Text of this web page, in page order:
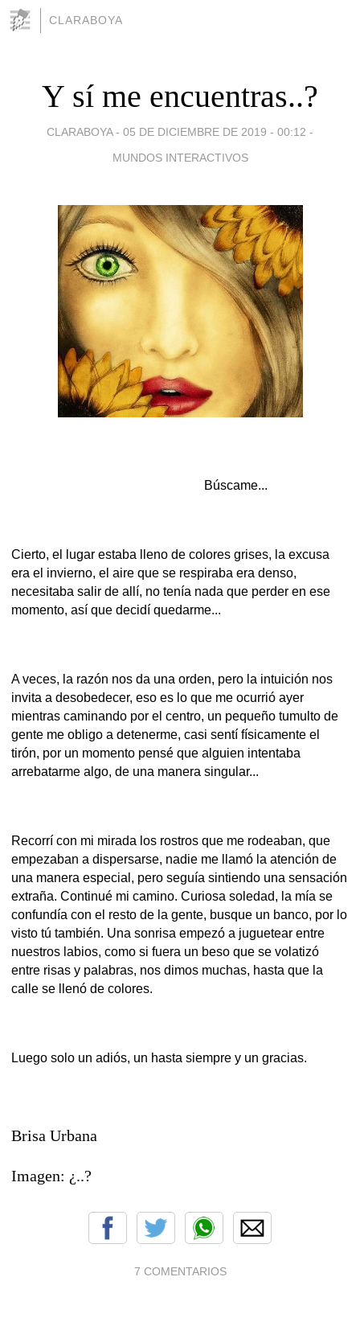
CLARABOYA
Y sí me encuentras..?
CLARABOYA - 05 DE DICIEMBRE DE 2019 - 00:12 -
MUNDOS INTERACTIVOS
Búscame...
Cierto, el lugar estaba lleno de colores grises, la excusa
era el invierno, el aire que se respiraba era denso,
necesitaba salir de allí, no tenía nada que perder en ese
momento, así que decidí quedarme...
A veces, la razón nos da una orden, pero la intuición nos
invita a desobedecer, eso es lo que me ocurrió ayer
mientras caminando por el centro, un pequeño tumulto de
gente me obligo a detenerme, casi sentí físicamente el
tirón, por un momento pensé que alguien intentaba
arrebatarme algo, de una manera singular...
Recorrí con mi mirada los rostros que me rodeaban, que
empezaban a dispersarse, nadie me llamó la atención de
una manera especial, pero seguía sintiendo una sensación
extraña. Continué mi camino. Curiosa soledad, la mía se
confundía con el resto de la gente, busque un banco, por lo
visto tú también. Una sonrisa empezó a juguetear entre
nuestros labios, como si fuera un beso que se volatizó
entre risas y palabras, nos dimos muchas, hasta que la
calle se llenó de colores.
Luego solo un adiós, un hasta siempre y un gracias.
Brisa Urbana
Imagen: ¿..?
7 COMENTARIOS